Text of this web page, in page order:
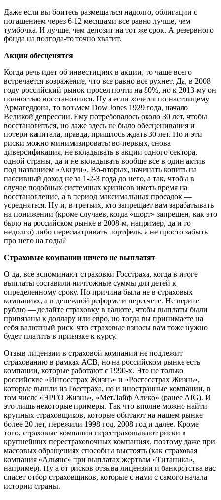
Даже если вы боитесь размещаться надолго, облигации с
погашением через 6-12 месяцами все равно лучше, чем
тумбочка. И лучше, чем депозит на тот же срок. А резервного
фонда на полгода-то точно хватит.
Акции обесценятся
Когда речь идет об инвестициях в акции, то чаще всего
встречается возражение, что все равно все рухнет. Да, в 2008
году российский рынок просел почти на 80%, но к 2013-му он
полностью восстановился. Ну а если хочется по-настоящему
Армагеддона, то возьмем Dow Jones 1929 года, начало
Великой депрессии. Ему потребовалось около 30 лет, чтобы
восстановиться, но даже здесь не было обесценивания и
потери капитала, правда, пришлось ждать 30 лет. Но и эти
риски можно минимизировать: во-первых, снова
диверсификация, не вкладывать в акции одного сектора,
одной страны, да и не вкладывать вообще все в один актив
под названием «Акции». Во-вторых, начинать копить на
пассивный доход не за 1-2-3 года до него, а так, чтобы в
случае подобных системных кризисов иметь время на
восстановление, а в период максимальных просадок —
усредняться. Ну и, в-третьих, кто запрещает вам зарабатывать
на понижении (кроме случаев, когда «шорт» запрещен, как это
было на российском рынке в 2008-м, например, да и то
недолго) либо пересматривать портфель, а не просто забыть
про него на годы?
Страховые компании ничего не выплатят
О да, все вспоминают страховки Госстраха, когда в итоге
выплаты составили ничтожные суммы для детей к
определенному сроку. Но причина была не в страховых
компаниях, а в денежной реформе и пересчете. Не верите
рублю — делайте страховку в валюте, чтобы выплаты были
привязаны к доллару или евро, но тогда вы принимаете на
себя валютный риск, что страховые взносы вам тоже нужно
будет платить в привязке к курсу.
Отзыв лицензии в страховой компании не подлежит
страхованию в рамках АСВ, но на российском рынке есть
компании, которые работают с 1990-х. Это не только
российские «Ингосстрах Жизнь» и «Росгосстрах Жизнь»,
которые вышли из Госстраха, но и иностранные компании, в
том числе «ЭРГО Жизнь», «МетЛайф Алико» (ранее AIG). И
это лишь некоторые примеры. Так что вполне можно найти
крупных страховщиков, которые обитают на нашем рынке
более 20 лет, пережили 1998 год, 2008 год и далее. Кроме
того, страховые компании перестраховывают риски в
крупнейших перестраховочных компаниях, поэтому даже при
массовых обращениях способны выстоять (как страховая
компания «Альянс» при выплатах жертвам «Титаника»,
например). Ну а от рисков отзыва лицензии и банкротства вас
спасет отбор страховщиков, которые с нами с самого начала
истории страны.